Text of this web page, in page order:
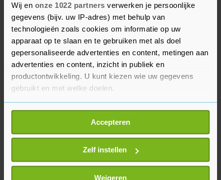
Wij en onze 1022 partners verwerken je persoonlijke
gegevens (bijv. uw IP-adres) met behulp van
technologieën zoals cookies om informatie op uw
apparaat op te slaan en te gebruiken met als doel
gepersonaliseerde advertenties en content, metingen aan
advertenties en content, inzicht in publiek en
productontwikkeling. U kunt kiezen wie uw gegevens
gebruikt en met welke doelen.
Als u het toestaat, willen we ook graag:
Informatie verzamelen over uw geografische
locatie, die tot een paar meter nauwkeurig kan zijn
Uw apparaat identificeren door het actief te
scannen op specifieke eigenschappen (fingerprinting)
Lees meer over hoe uw persoonlijke gegevens worden
Accepteren
Zelf instellen
Weigeren
alleen maar duurder worden, terwijl er de
afgelopen decennia steeds meer crematoria zijn
bijgekomen in Nederland. Hij vermoedt dat in
sommige regio's weinig prijsconcurrentie bestaat,
omdat vrijwel alle crematoria in handen zijn van
dezelfde organisatie.